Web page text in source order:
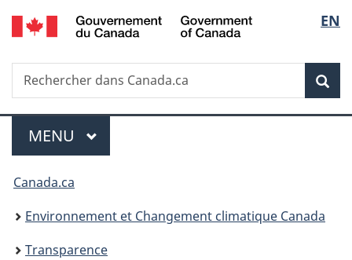
Passer
au
des
Passer
au
principal
Passer
à
Au
du
Passer
à
version
simplifiée
de
la
EN
Recherche
Rechercher
dans
Menu
MENU PRINCIPAL
Vous
êtes
ici :
Canada.ca
Environnement et Changement climatique Canada
Transparence